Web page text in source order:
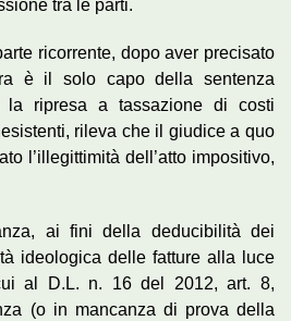
tra le parti.
ricorrente, dopo aver precisato
è il solo capo della sentenza
la ripresa a tassazione di costi
rileva che il giudice a quo
l’illegittimità dell’atto impositivo,
ai fini della deducibilità dei
ideologica delle fatture alla luce
al D.L. n. 16 del 2012, art. 8,
(o in mancanza di prova della